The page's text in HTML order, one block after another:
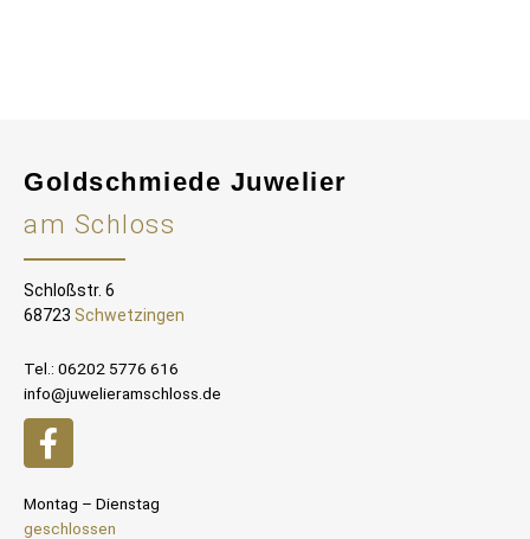
Goldschmiede Juwelier
am Schloss
Schloßstr. 6
68723 Schwetzingen
Tel.: 06202 5776 616
info@juwelieramschloss.de
Montag – Dienstag
geschlossen